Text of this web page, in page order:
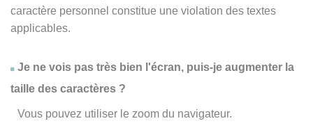
caractère personnel constitue une violation des textes
applicables.
Je ne vois pas très bien l'écran, puis-je augmenter la
taille des caractères ?
Vous pouvez utiliser le zoom du navigateur.